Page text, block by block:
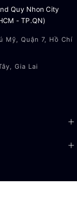
Quy Nhon City
- TP.QN)
Mỹ, Quận 7, Hồ Chí
Gia Lai